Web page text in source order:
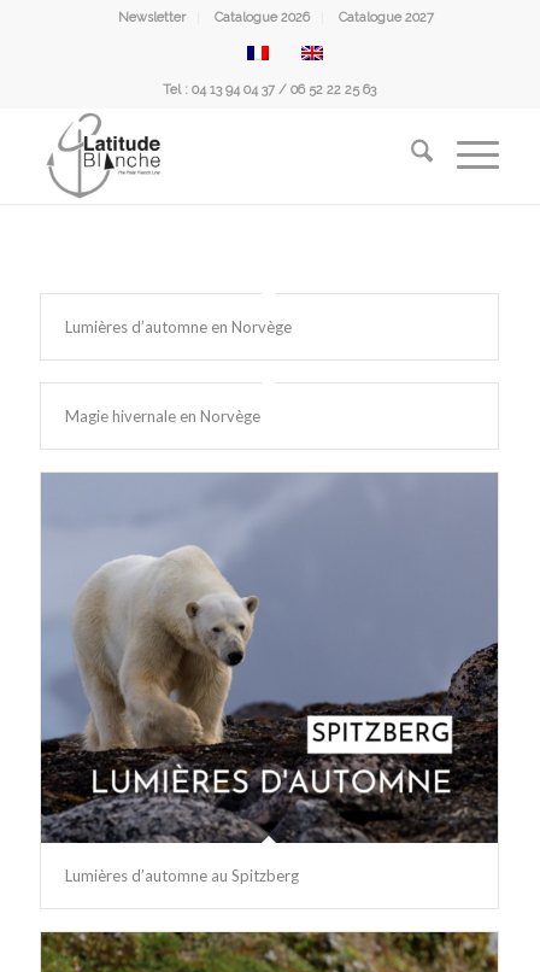
Newsletter Catalogue 2026 Catalogue 2027
Tel : 04 13 94 04 37 / 06 52 22 25 63
Lumières d’automne en Norvège
Magie hivernale en Norvège
Lumières d’automne au Spitzberg